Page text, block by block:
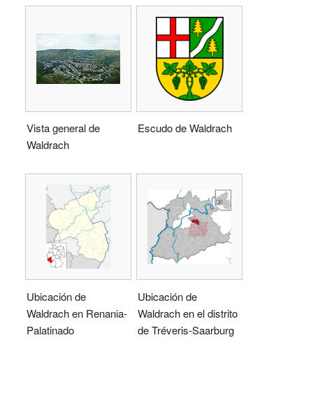
Vista general de
Waldrach
Escudo de Waldrach
Ubicación de
Waldrach en Renania-
Palatinado
Ubicación de
Waldrach en el distrito
de Tréveris-Saarburg